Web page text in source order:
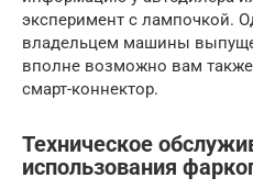
эксперимент с лампочкой.
владельцем машины
вполне возможно вам
смарт-коннектор.
Техническое
использования